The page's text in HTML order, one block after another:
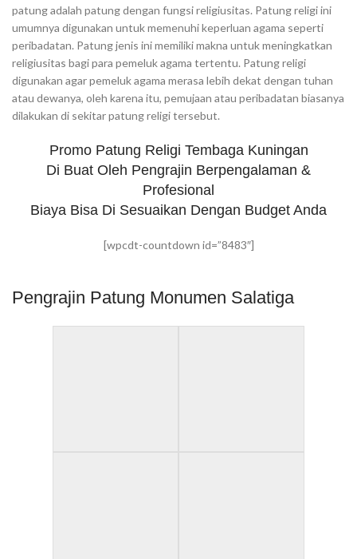
patung adalah patung dengan fungsi religiusitas. Patung religi ini
umumnya digunakan untuk memenuhi keperluan agama seperti
peribadatan. Patung jenis ini memiliki makna untuk meningkatkan
religiusitas bagi para pemeluk agama tertentu. Patung religi
digunakan agar pemeluk agama merasa lebih dekat dengan tuhan
atau dewanya, oleh karena itu, pemujaan atau peribadatan biasanya
dilakukan di sekitar patung religi tersebut.
Promo Patung Religi Tembaga Kuningan
Di Buat Oleh Pengrajin Berpengalaman &
Profesional
Biaya Bisa Di Sesuaikan Dengan Budget Anda
[wpcdt-countdown id=”8483″]
Pengrajin Patung Monumen Salatiga